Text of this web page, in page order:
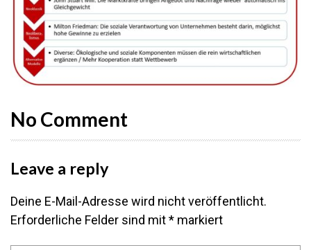
No Comment
Leave a reply
Deine E-Mail-Adresse wird nicht veröffentlicht.
Erforderliche Felder sind mit* markiert